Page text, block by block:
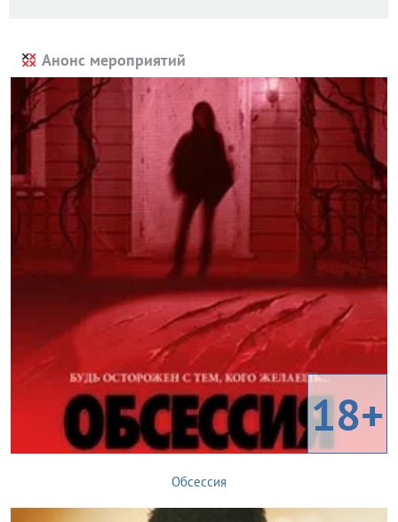
Анонс мероприятий
18+
Обсессия